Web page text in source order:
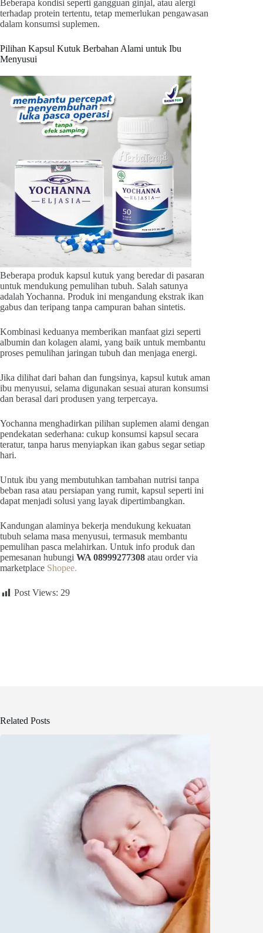
Beberapa kondisi seperti gangguan ginjal, atau alergi
terhadap protein tertentu, tetap memerlukan pengawasan
dalam konsumsi suplemen.
Pilihan Kapsul Kutuk Berbahan Alami untuk Ibu
Menyusui
Beberapa produk kapsul kutuk yang beredar di pasaran
untuk mendukung pemulihan tubuh. Salah satunya
adalah Yochanna. Produk ini mengandung ekstrak ikan
gabus dan teripang tanpa campuran bahan sintetis.
Kombinasi keduanya memberikan manfaat gizi seperti
albumin dan kolagen alami, yang baik untuk membantu
proses pemulihan jaringan tubuh dan menjaga energi.
Jika dilihat dari bahan dan fungsinya, kapsul kutuk aman
ibu menyusui, selama digunakan sesuai aturan konsumsi
dan berasal dari produsen yang terpercaya.
Yochanna menghadirkan pilihan suplemen alami dengan
pendekatan sederhana: cukup konsumsi kapsul secara
teratur, tanpa harus menyiapkan ikan gabus segar setiap
hari.
Untuk ibu yang membutuhkan tambahan nutrisi tanpa
beban rasa atau persiapan yang rumit, kapsul seperti ini
dapat menjadi solusi yang layak dipertimbangkan.
Kandungan alaminya bekerja mendukung kekuatan
tubuh selama masa menyusui, termasuk membantu
pemulihan pasca melahirkan. Untuk info produk dan
pemesanan hubungi WA 08999277308 atau order via
marketplace Shopee.
Post Views: 29
Related Posts